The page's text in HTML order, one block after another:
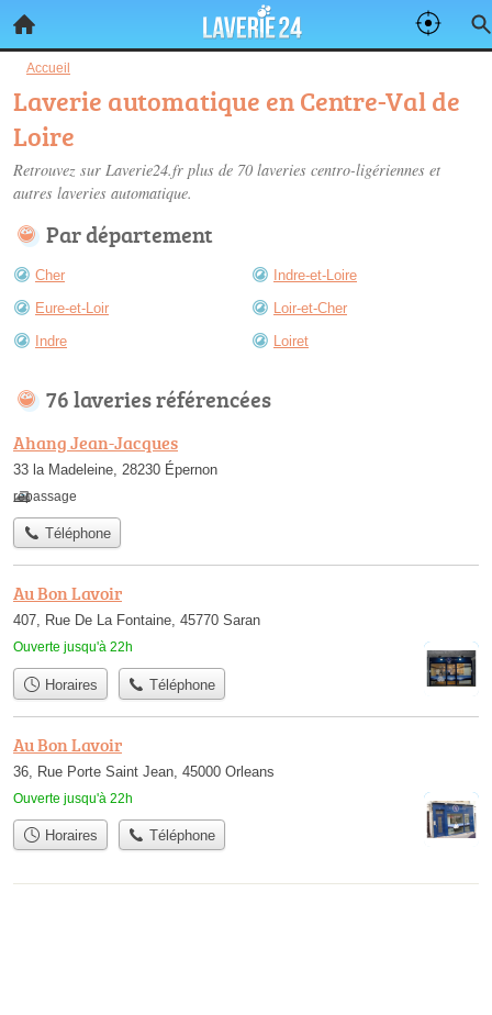
Accueil
Laverie automatique en Centre-Val de
Loire
Retrouvez sur Laverie24.fr plus de 70 laveries centro-ligériennes et
autres laveries automatique.
Par département
Cher
Eure-et-Loir
Indre
Indre-et-Loire
Loir-et-Cher
Loiret
76 laveries référencées
Ahang Jean-Jacques
33 la Madeleine, 28230 Épernon
repassage
Téléphone
Au Bon Lavoir
407, Rue De La Fontaine, 45770 Saran
Ouverte jusqu'à 22h
Horaires Téléphone
Au Bon Lavoir
36, Rue Porte Saint Jean, 45000 Orleans
Ouverte jusqu'à 22h
Horaires Téléphone